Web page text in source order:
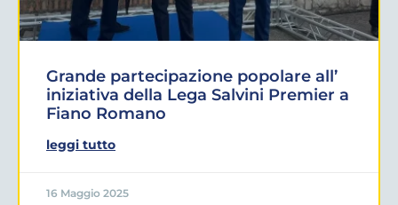
Grande partecipazione popolare all’
iniziativa della Lega Salvini Premier a
Fiano Romano
leggi tutto
16 Maggio 2025